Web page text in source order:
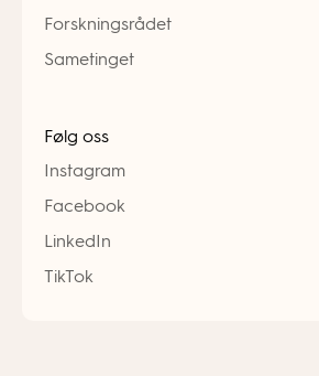
Forskningsrådet
Sametinget
Følg oss
Instagram
Facebook
LinkedIn
TikTok